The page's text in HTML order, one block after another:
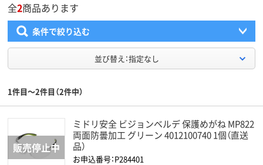
全2商品あります
条件で絞り込む
並び替え：指定なし
1件目～2件目（2件中）
ミドリ安全 ビジョンベルデ 保護めがね MP822
両面防曇加工 グリーン 4012100740 1個（直送
品）
お申込番号：P284401